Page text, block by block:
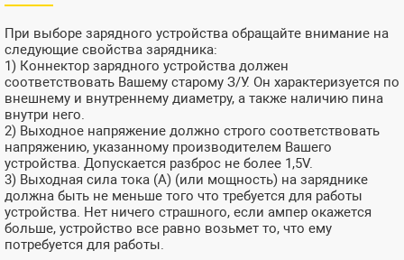
При выборе зарядного устройства обращайте внимание на
следующие свойства зарядника:
1) Коннектор зарядного устройства должен
соответствовать Вашему старому З/У. Он характеризуется по
внешнему и внутреннему диаметру, а также наличию пина
внутри него.
2) Выходное напряжение должно строго соответствовать
напряжению, указанному производителем Вашего
устройства. Допускается разброс не более 1,5V.
3) Выходная сила тока (А) (или мощность) на заряднике
должна быть не меньше того что требуется для работы
устройства. Нет ничего страшного, если ампер окажется
больше, устройство все равно возьмет то, что ему
потребуется для работы.